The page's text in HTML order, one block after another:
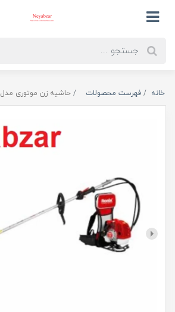
خانه فهرست محصولات حاشیه زن موتوری مدل 4552B رونیکس